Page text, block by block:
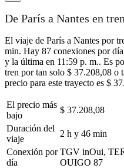
De París a Nantes en tren
El viaje de París a Nantes por
min. Hay 87 conexiones por
y la última en 11:59 p. m.. Es
tren por tan solo $ 37.208,08 o
precio para este trayecto es $
El precio más
bajo
$ 37.208,08
Duración del
viaje
2 h y 46 min
Conexión por
día
TGV inOui,
OUIGO 87